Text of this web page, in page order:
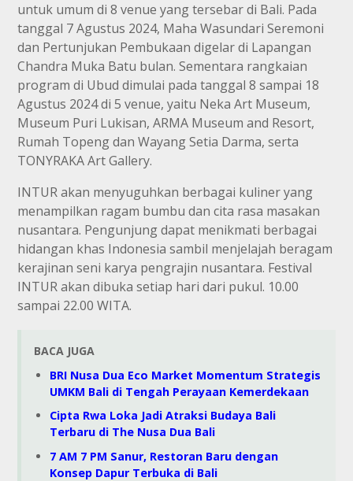
untuk umum di 8 venue yang tersebar di Bali. Pada
tanggal 7 Agustus 2024, Maha Wasundari Seremoni
dan Pertunjukan Pembukaan digelar di Lapangan
Chandra Muka Batu bulan. Sementara rangkaian
program di Ubud dimulai pada tanggal 8 sampai 18
Agustus 2024 di 5 venue, yaitu Neka Art Museum,
Museum Puri Lukisan, ARMA Museum and Resort,
Rumah Topeng dan Wayang Setia Darma, serta
TONYRAKA Art Gallery.
INTUR akan menyuguhkan berbagai kuliner yang
menampilkan ragam bumbu dan cita rasa masakan
nusantara. Pengunjung dapat menikmati berbagai
hidangan khas Indonesia sambil menjelajah beragam
kerajinan seni karya pengrajin nusantara. Festival
INTUR akan dibuka setiap hari dari pukul. 10.00
sampai 22.00 WITA.
BACA JUGA
BRI Nusa Dua Eco Market Momentum Strategis
UMKM Bali di Tengah Perayaan Kemerdekaan
Cipta Rwa Loka Jadi Atraksi Budaya Bali
Terbaru di The Nusa Dua Bali
7 AM 7 PM Sanur, Restoran Baru dengan
Konsep Dapur Terbuka di Bali